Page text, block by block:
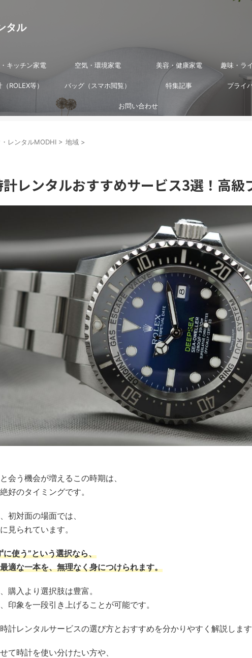
タル
キッチン家電 空気・環境家電 美容・健康家電 趣味・ラ
ROLEX等） バッグ（スマホ閲覧） 特集記事 プライ
お問い合わせ
レンタルMODHI > 地域 >
レンタルおすすめサービス3選！高級
会う機会が増えるこの時期は、
好のタイミングです。
初対面の場面では、
見られています。
に使う”という選択なら、
適な一本を、無理なく身につけられます。
購入より選択肢は豊富。
印象を一段引き上げることが可能です。
計レンタルサービスの選び方とおすすめを分かりやすく解説しま
て時計を使い分けたい方や、